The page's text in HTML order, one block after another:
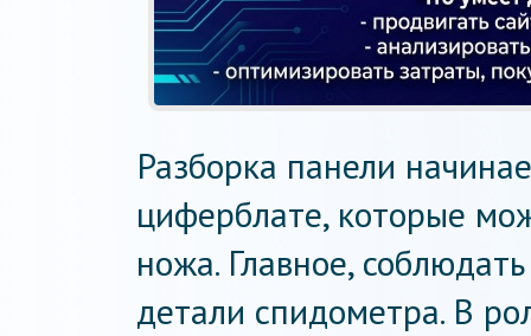
Разборка панели
циферблате, которые
ножа. Главное,
детали спидометра. В